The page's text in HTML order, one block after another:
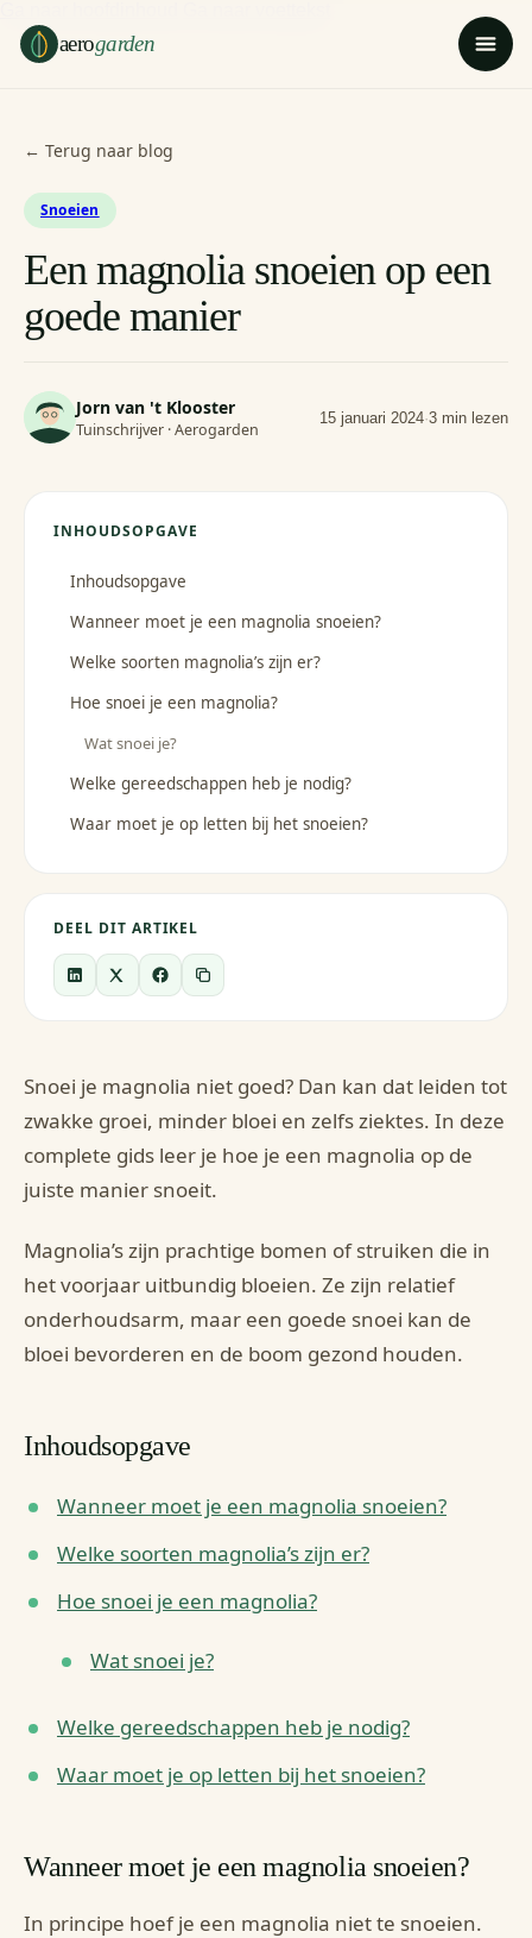
aerogarden
← Terug naar blog
Snoeien
Een magnolia snoeien op een
goede manier
Jorn van 't Klooster
Tuinschrijver · Aerogarden
15 januari 2024·3 min lezen
INHOUDSOPGAVE
Inhoudsopgave
Wanneer moet je een magnolia snoeien?
Welke soorten magnolia’s zijn er?
Hoe snoei je een magnolia?
Wat snoei je?
Welke gereedschappen heb je nodig?
Waar moet je op letten bij het snoeien?
DEEL DIT ARTIKEL
Snoei je magnolia niet goed? Dan kan dat leiden tot
zwakke groei, minder bloei en zelfs ziektes. In deze
complete gids leer je hoe je een magnolia op de
juiste manier snoeit.
Magnolia’s zijn prachtige bomen of struiken die in
het voorjaar uitbundig bloeien. Ze zijn relatief
onderhoudsarm, maar een goede snoei kan de
bloei bevorderen en de boom gezond houden.
Inhoudsopgave
Wanneer moet je een magnolia snoeien?
Welke soorten magnolia’s zijn er?
Hoe snoei je een magnolia?
Wat snoei je?
Welke gereedschappen heb je nodig?
Waar moet je op letten bij het snoeien?
Wanneer moet je een magnolia snoeien?
In principe hoef je een magnolia niet te snoeien.